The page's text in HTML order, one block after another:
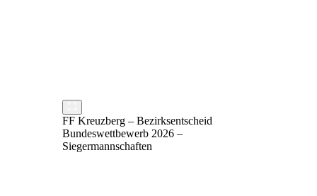
FF Kreuzberg – Bezirksentscheid
Bundeswettbewerb 2026 –
Siegermannschaften